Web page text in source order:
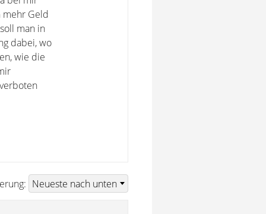
mehr Geld
man in
dabei, wo
wie die